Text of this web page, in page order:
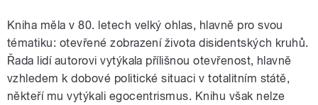
Kniha měla v 80. letech velký ohlas, hlavně pro svou
tématiku: otevřené zobrazení života disidentských kruhů.
Řada lidí autorovi vytýkala přílišnou otevřenost, hlavně
vzhledem k dobové politické situaci v totalitním státě,
někteří mu vytýkali egocentrismus. Knihu však nelze